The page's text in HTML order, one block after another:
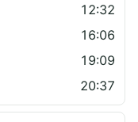
12:32
16:06
19:09
20:37